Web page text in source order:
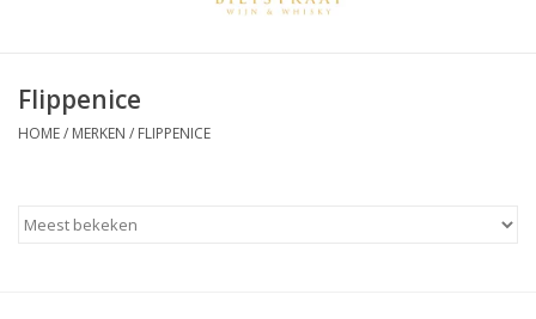
Gin & Tonic
Gedestilleerd
Flippenice
HOME/ MERKEN / FLIPPENICE